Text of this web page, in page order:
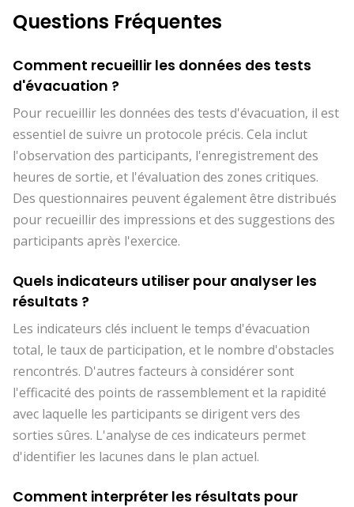
Questions Fréquentes
Comment recueillir les données des tests
d'évacuation ?
Pour recueillir les données des tests d'évacuation, il est
essentiel de suivre un protocole précis. Cela inclut
l'observation des participants, l'enregistrement des
heures de sortie, et l'évaluation des zones critiques.
Des questionnaires peuvent également être distribués
pour recueillir des impressions et des suggestions des
participants après l'exercice.
Quels indicateurs utiliser pour analyser les
résultats ?
Les indicateurs clés incluent le temps d'évacuation
total, le taux de participation, et le nombre d'obstacles
rencontrés. D'autres facteurs à considérer sont
l'efficacité des points de rassemblement et la rapidité
avec laquelle les participants se dirigent vers des
sorties sûres. L'analyse de ces indicateurs permet
d'identifier les lacunes dans le plan actuel.
Comment interpréter les résultats pour